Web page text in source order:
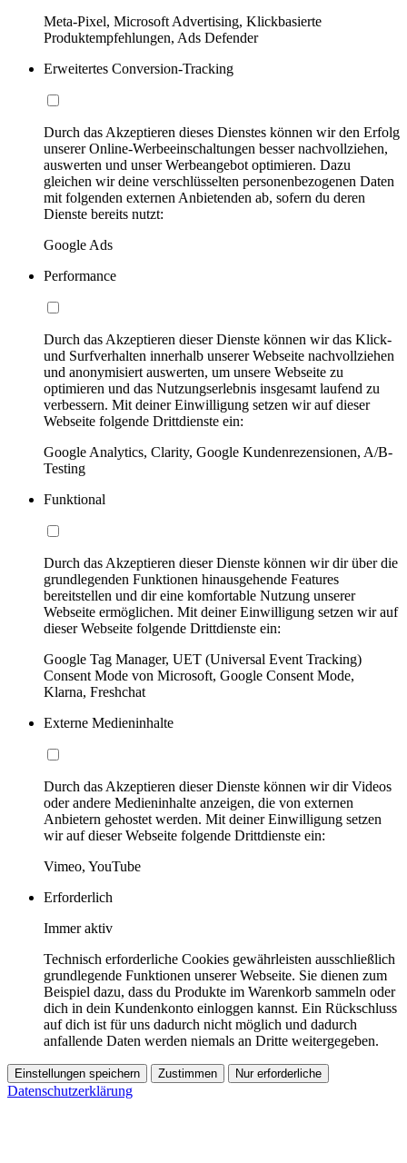
Meta-Pixel, Microsoft Advertising, Klickbasierte
Produktempfehlungen, Ads Defender
Erweitertes Conversion-Tracking
Durch das Akzeptieren dieses Dienstes können wir den Erfolg
unserer Online-Werbeeinschaltungen besser nachvollziehen,
auswerten und unser Werbeangebot optimieren. Dazu
gleichen wir deine verschlüsselten personenbezogenen Daten
mit folgenden externen Anbietenden ab, sofern du deren
Dienste bereits nutzt:
Google Ads
Performance
Durch das Akzeptieren dieser Dienste können wir das Klick-
und Surfverhalten innerhalb unserer Webseite nachvollziehen
und anonymisiert auswerten, um unsere Webseite zu
optimieren und das Nutzungserlebnis insgesamt laufend zu
verbessern. Mit deiner Einwilligung setzen wir auf dieser
Webseite folgende Drittdienste ein:
Google Analytics, Clarity, Google Kundenrezensionen, A/B-
Testing
Funktional
Durch das Akzeptieren dieser Dienste können wir dir über die
grundlegenden Funktionen hinausgehende Features
bereitstellen und dir eine komfortable Nutzung unserer
Webseite ermöglichen. Mit deiner Einwilligung setzen wir auf
dieser Webseite folgende Drittdienste ein:
Google Tag Manager, UET (Universal Event Tracking)
Consent Mode von Microsoft, Google Consent Mode,
Klarna, Freshchat
Externe Medieninhalte
Durch das Akzeptieren dieser Dienste können wir dir Videos
oder andere Medieninhalte anzeigen, die von externen
Anbietern gehostet werden. Mit deiner Einwilligung setzen
wir auf dieser Webseite folgende Drittdienste ein:
Vimeo, YouTube
Erforderlich
Immer aktiv
Technisch erforderliche Cookies gewährleisten ausschließlich
grundlegende Funktionen unserer Webseite. Sie dienen zum
Beispiel dazu, dass du Produkte im Warenkorb sammeln oder
dich in dein Kundenkonto einloggen kannst. Ein Rückschluss
auf dich ist für uns dadurch nicht möglich und dadurch
anfallende Daten werden niemals an Dritte weitergegeben.
Einstellungen speichern Zustimmen Nur erforderliche
Datenschutzerklärung